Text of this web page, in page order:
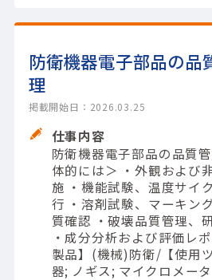
防衛機器電子部品の品
理
掲載開始日：2026.03.25
仕事内容
防衛機器電子部品の品質
体的には＞ ・外観および
施 ・機能試験、温度サイ
行 ・溶剤試験、マーキン
質確認 ・破壊品質管理、
・成分分析および評価レ
製品】(機械)防衛/【使用
器; ノギス; マイクロメータ